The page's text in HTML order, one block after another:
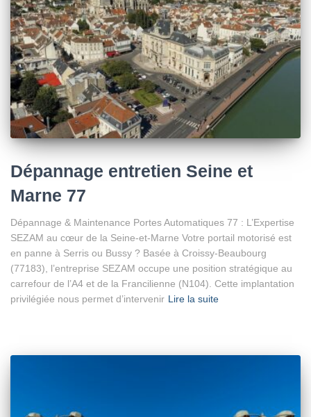
Dépannage entretien Seine et
Marne 77
Dépannage & Maintenance Portes Automatiques 77 : L’Expertise
SEZAM au cœur de la Seine-et-Marne Votre portail motorisé est
en panne à Serris ou Bussy ? Basée à Croissy-Beaubourg
(77183), l’entreprise SEZAM occupe une position stratégique au
carrefour de l’A4 et de la Francilienne (N104). Cette implantation
privilégiée nous permet d’intervenir Lire la suite